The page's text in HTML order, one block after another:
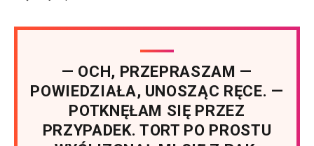
— OCH, PRZEPRASZAM —
POWIEDZIAŁA, UNOSZĄC RĘCE. —
POTKNĘŁAM SIĘ PRZEZ
PRZYPADEK. TORT PO PROSTU